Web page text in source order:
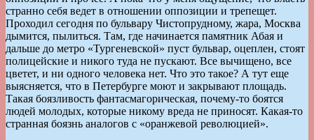
странно себя ведет в отношении оппозиции и трепещет.
Проходил сегодня по бульвару Чистопрудному, жара, Москва
дымится, пылиться. Там, где начинается памятник Абая и
дальше до метро «Тургеневской» пуст бульвар, оцеплен, стоят
полицейские и никого туда не пускают. Все вычищено, все
цветет, и ни одного человека нет. Что это такое? А тут еще
выясняется, что в Петербурге моют и закрывают площадь.
Такая боязливость фантасмагорическая, почему-то боятся
людей молодых, которые никому вреда не приносят. Какая-то
странная боязнь аналогов с «оранжевой революцией».